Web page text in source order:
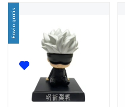
Envío gratis